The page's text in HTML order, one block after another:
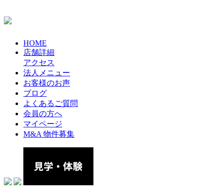
HOME
店舗詳細
アクセス
法人メニュー
お客様のお声
ブログ
よくあるご質問
会員の方へ
マイページ
M&A 物件募集